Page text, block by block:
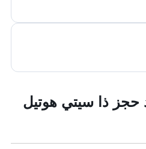
حجز ذا سيتي هوتيل